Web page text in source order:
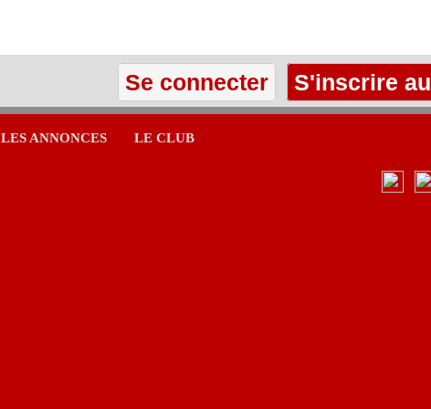
Se connecter S'inscrire au
LES ANNONCES LE CLUB